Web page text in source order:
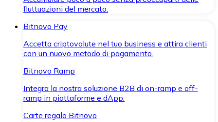
fluttuazioni del mercato.
Bitnovo Pay
Accetta criptovalute nel tuo business e attira clienti
con un nuovo metodo di pagamento.
Bitnovo Ramp
Integra la nostra soluzione B2B di on-ramp e off-
ramp in piattaforme e dApp.
Carte regalo Bitnovo